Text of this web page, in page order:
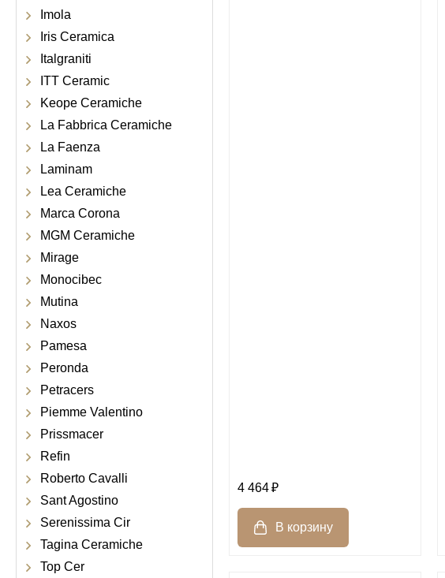
Imola
Iris Ceramica
Italgraniti
ITT Ceramic
Keope Ceramiche
La Fabbrica Ceramiche
La Faenza
Laminam
Lea Ceramiche
Marca Corona
MGM Ceramiche
Mirage
Monocibec
Mutina
Naxos
Pamesa
Peronda
Petracers
Piemme Valentino
Prissmacer
Refin
Roberto Cavalli
Sant Agostino
Serenissima Cir
Tagina Ceramiche
Top Cer
4 464